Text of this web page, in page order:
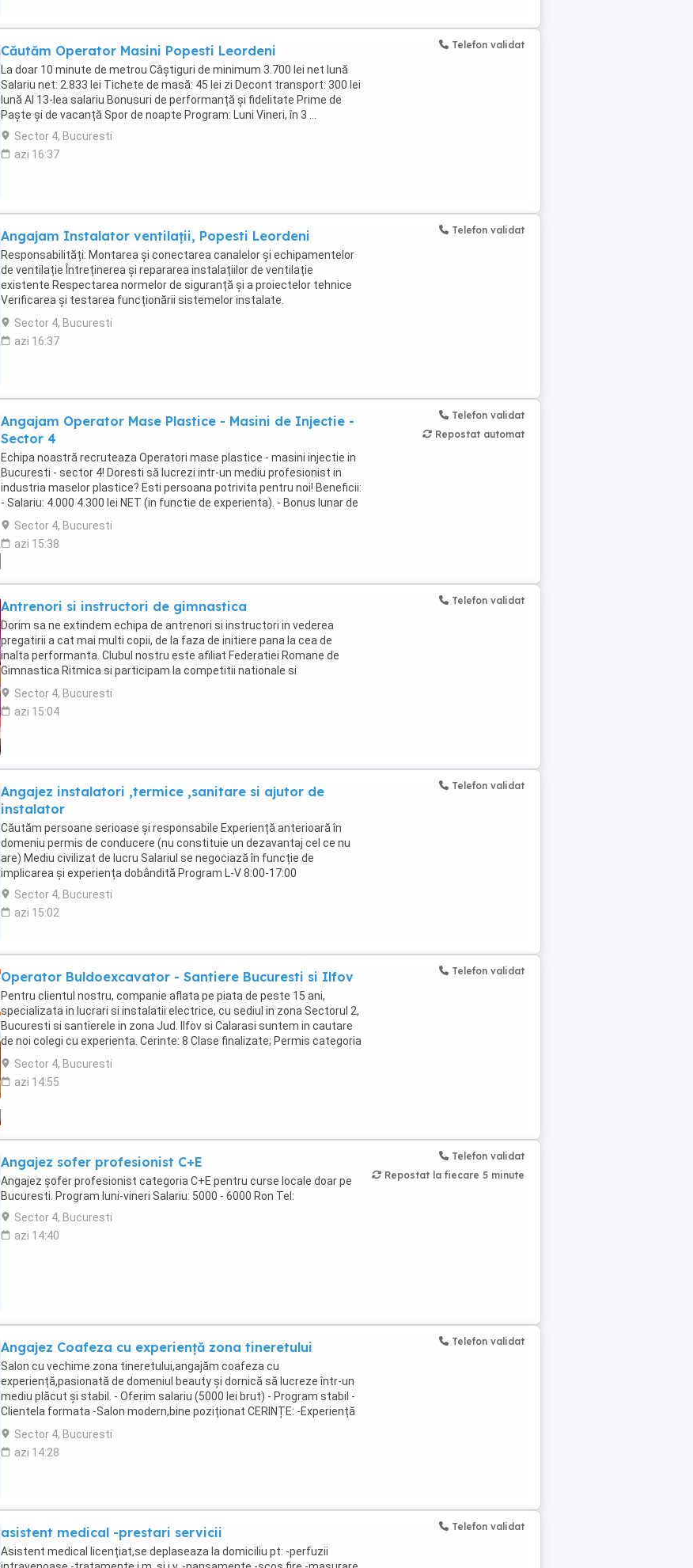
Căutăm Operator Masini Popesti Leordeni
La doar 10 minute de metrou Câștiguri de minimum 3.700 lei net lună
Salariu net: 2.833 lei Tichete de masă: 45 lei zi Decont transport: 300 lei
lună Al 13-lea salariu Bonusuri de performanță și fidelitate Prime de
Paște și de vacanță Spor de noapte Program: Luni Vineri, în 3 ...
Sector 4, Bucuresti
azi 16:37
Telefon validat
Angajam Instalator ventilații, Popesti Leordeni
Responsabilități: Montarea și conectarea canalelor și echipamentelor
de ventilație Întreținerea și repararea instalațiilor de ventilație
existente Respectarea normelor de siguranță și a proiectelor tehnice
Verificarea și testarea funcționării sistemelor instalate.
Competențele: Experiență ...
Sector 4, Bucuresti
azi 16:37
Telefon validat
Angajam Operator Mase Plastice - Masini de Injectie -
Sector 4
Echipa noastră recruteaza Operatori mase plastice - masini injectie in
Bucuresti - sector 4! Doresti să lucrezi intr-un mediu profesionist in
industria maselor plastice? Esti persoana potrivita pentru noi! Beneficii:
- Salariu: 4.000 4.300 lei NET (in functie de experienta). - Bonus lunar de
performanta: ...
Sector 4, Bucuresti
azi 15:38
Telefon validat
Repostat automat
Antrenori si instructori de gimnastica
Dorim sa ne extindem echipa de antrenori si instructori in vederea
pregatirii a cat mai multi copii, de la faza de initiere pana la cea de
inalta performanta. Clubul nostru este afiliat Federatiei Romane de
Gimnastica Ritmica si participam la competitii nationale si
internationale. Organizam cursuri ...
Sector 4, Bucuresti
azi 15:04
Telefon validat
Angajez instalatori ,termice ,sanitare si ajutor de
instalator
Căutăm persoane serioase și responsabile Experiență anterioară în
domeniu permis de conducere (nu constituie un dezavantaj cel ce nu
are) Mediu civilizat de lucru Salariul se negociază în funcție de
implicarea și experiența dobândită Program L-V 8:00-17:00
Sector 4, Bucuresti
azi 15:02
Telefon validat
Operator Buldoexcavator - Santiere Bucuresti si Ilfov
Pentru clientul nostru, companie aflata pe piata de peste 15 ani,
specializata in lucrari si instalatii electrice, cu sediul in zona Sectorul 2,
Bucuresti si santierele in zona Jud. Ilfov si Calarasi suntem in cautare
de noi colegi cu experienta. Cerinte: 8 Clase finalizate; Permis categoria
C obligatoriu; Atestat ...
Sector 4, Bucuresti
azi 14:55
Telefon validat
Angajez sofer profesionist C+E
Angajez șofer profesionist categoria C+E pentru curse locale doar pe
Bucuresti. Program luni-vineri Salariu: 5000 - 6000 Ron Tel:
Sector 4, Bucuresti
azi 14:40
Telefon validat
Repostat la fiecare 5 minute
Angajez Coafeza cu experiență zona tineretului
Salon cu vechime zona tineretului,angajăm coafeza cu
experiență,pasionată de domeniul beauty și dornică să lucreze într-un
mediu plăcut și stabil. - Oferim salariu (5000 lei brut) - Program stabil -
Clientela formata -Salon modern,bine poziționat CERINȚE: -Experiență
în coafură (tuns,vopsit,coafat) -Seriozitate ...
Sector 4, Bucuresti
azi 14:28
Telefon validat
asistent medical -prestari servicii
Asistent medical licențiat,se deplaseaza la domiciliu pt: -perfuzii
Telefon validat